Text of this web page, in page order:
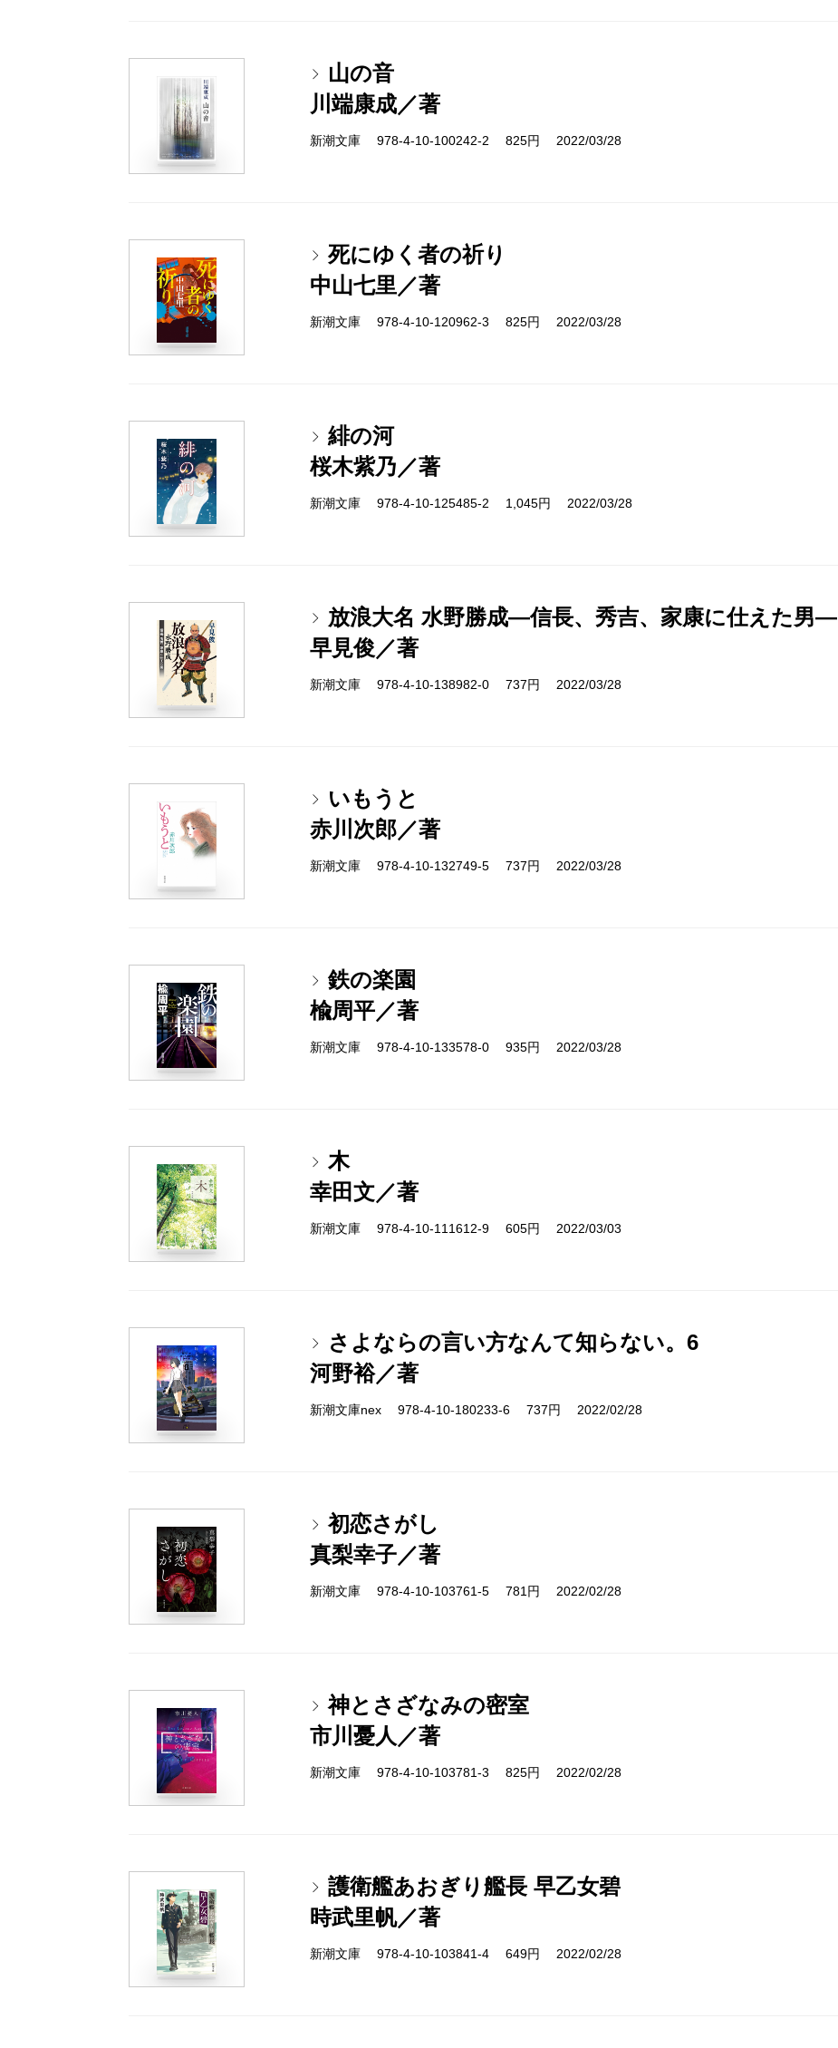
山の音
川端康成／著
新潮文庫 978-4-10-100242-2 825円 2022/03/28
死にゆく者の祈り
中山七里／著
新潮文庫 978-4-10-120962-3 825円 2022/03/28
緋の河
桜木紫乃／著
新潮文庫 978-4-10-125485-2 1,045円 2022/03/28
放浪大名 水野勝成―信長、秀吉、家康に仕えた男―
早見俊／著
新潮文庫 978-4-10-138982-0 737円 2022/03/28
いもうと
赤川次郎／著
新潮文庫 978-4-10-132749-5 737円 2022/03/28
鉄の楽園
楡周平／著
新潮文庫 978-4-10-133578-0 935円 2022/03/28
木
幸田文／著
新潮文庫 978-4-10-111612-9 605円 2022/03/03
さよならの言い方なんて知らない。6
河野裕／著
新潮文庫nex 978-4-10-180233-6 737円 2022/02/28
初恋さがし
真梨幸子／著
新潮文庫 978-4-10-103761-5 781円 2022/02/28
神とさざなみの密室
市川憂人／著
新潮文庫 978-4-10-103781-3 825円 2022/02/28
護衛艦あおぎり艦長 早乙女碧
時武里帆／著
新潮文庫 978-4-10-103841-4 649円 2022/02/28